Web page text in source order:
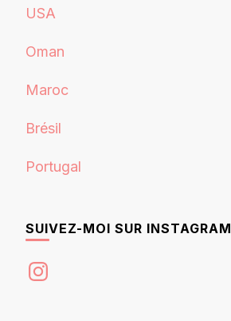
USA
Oman
Maroc
Brésil
Portugal
SUIVEZ-MOI SUR INSTAGRAM
Instagram